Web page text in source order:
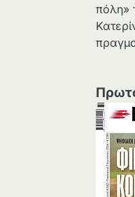
πόλη»